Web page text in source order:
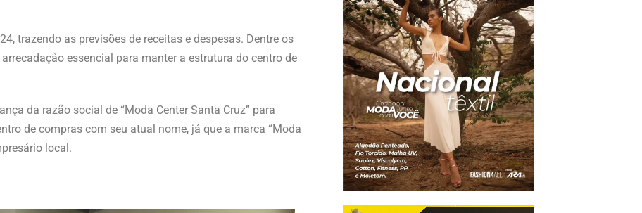
trazendo as previsões de receitas e despesas. Dentre os
essencial para manter a estrutura do centro de
da razão social de “Moda Center Santa Cruz” para
de compras com seu atual nome, já que a marca “Moda
local.